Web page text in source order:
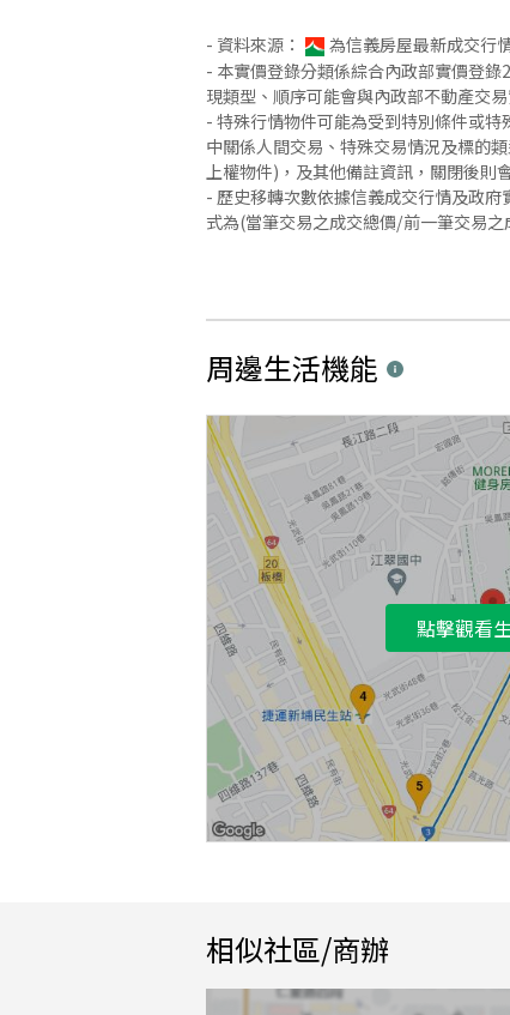
- 資料來源： 為信義房屋最新成交行
- 本實價登錄分類係綜合內政部實價登
現類型、順序可能會與內政部不動產交
- 特殊行情物件可能為受到特別條件或
中關係人間交易、特殊交易情況及標的
上權物件)，及其他備註資訊，關閉後則
- 歷史移轉次數依據信義成交行情及政
式為(當筆交易之成交總價/前一筆交易
周邊生活機能
點擊觀看
相似社區/商辦